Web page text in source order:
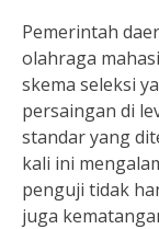
Pemerintah
olahraga
skema seleksi
persaingan di
standar yang
kali ini
penguji tidak
juga